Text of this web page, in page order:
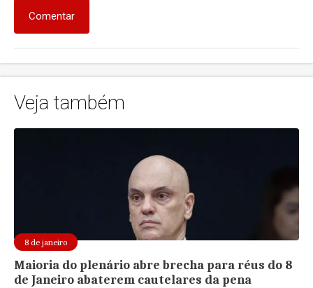
Comentar
Veja também
8 de janeiro
Maioria do plenário abre brecha para réus do 8
de Janeiro abaterem cautelares da pena